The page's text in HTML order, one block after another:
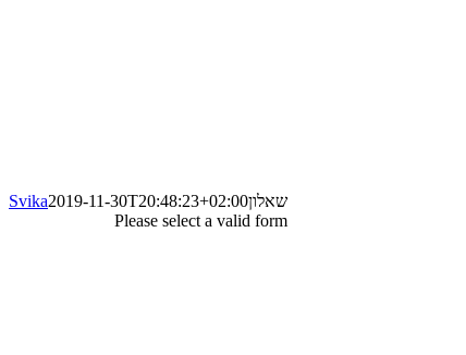
שאלון Svika2019-11-30T20:48:23+02:00
Please select a valid form